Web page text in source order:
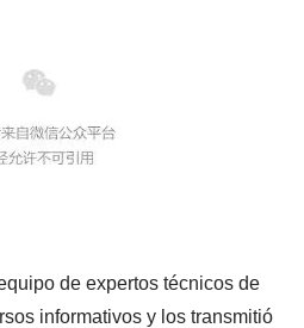
de expertos técnicos de
informativos y los transmitió